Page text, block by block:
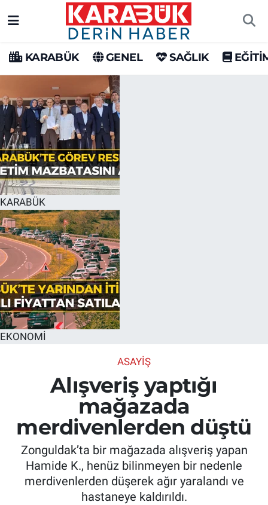
KARABÜK GENEL SAĞLIK
KARABÜK
EKONOMİ
ASAYIŞ
Alışveriş yaptığı
mağazada
merdivenlerden düştü
Zonguldak’ta bir mağazada alışveriş yapan
Hamide K., henüz bilinmeyen bir nedenle
merdivenlerden düşerek ağır yaralandı ve
hastaneye kaldırıldı.
Karabük Hava Durumu
Karabük Trafik Yoğunluk Haritası
Süper Lig Puan Durumu ve Fikstür
Tüm Manşetler
Son Dakika Haberleri
Haber Arşivi